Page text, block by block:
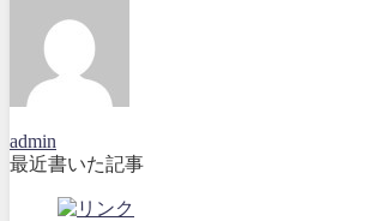
admin
最近書いた記事